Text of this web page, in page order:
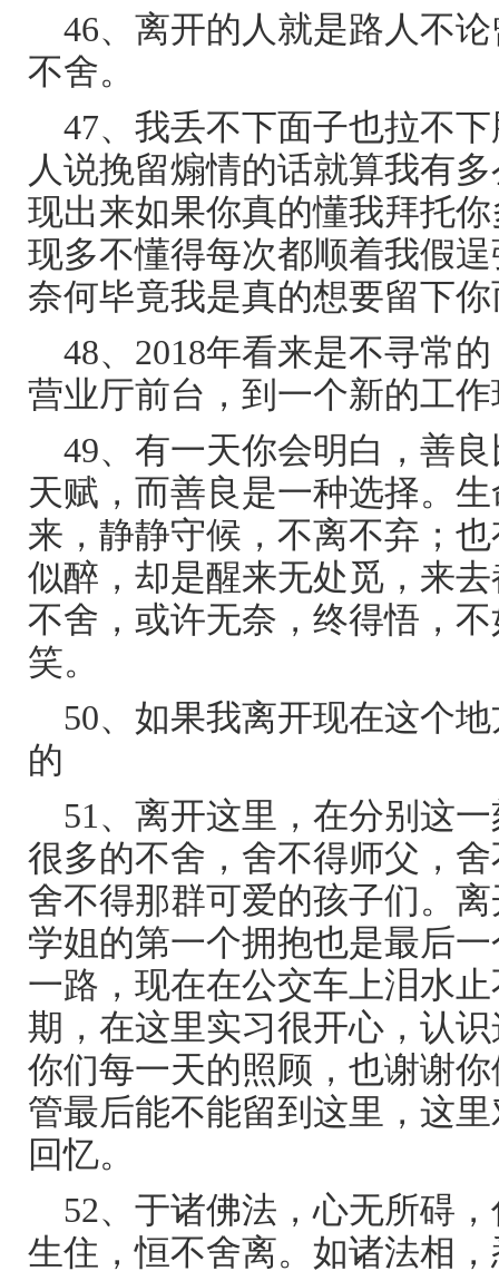
46、离开的人就是路人不
不舍。
47、我丢不下面子也拉不
人说挽留煽情的话就算我有
现出来如果你真的懂我拜托
现多不懂得每次都顺着我假
奈何毕竟我是真的想要留下
48、2018年看来是不寻常
营业厅前台，到一个新的工
49、有一天你会明白，善
天赋，而善良是一种选择。
来，静静守候，不离不弃；
似醉，却是醒来无处觅，来
不舍，或许无奈，终得悟，
笑。
50、如果我离开现在这个
的
51、离开这里，在分别这
很多的不舍，舍不得师父，
舍不得那群可爱的孩子们。
学姐的第一个拥抱也是最后
一路，现在在公交车上泪水
期，在这里实习很开心，认
你们每一天的照顾，也谢谢
管最后能不能留到这里，这
回忆。
52、于诸佛法，心无所碍
生住，恒不舍离。如诸法相